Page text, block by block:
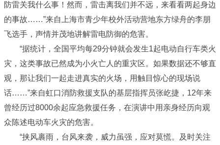
防雷关我什么事！然而，雷击离我们并不远，来看看两起身边
的事故……”来自上海市青少年校外活动营地东方绿舟的李朋
飞选手，声情并茂地讲解雷电防御的危害。
“据统计，全国平均每29分钟就会发生1起电动自行车类火
灾，这类事故已然成为小火亡人的重灾区。如果数据还不够直
观，那让我们一起走进真实的火场，用触目惊心的现场说
话……”来自虹口消防救援支队的基层指挥员张屹捷，12年来
曾经历过8000余起应急救援任务，在演讲中用亲身经历向观
众陈述电动车火灾的危害。
“挟风裹雨，台风来袭，威力虽强，应对莫慌。及时关注